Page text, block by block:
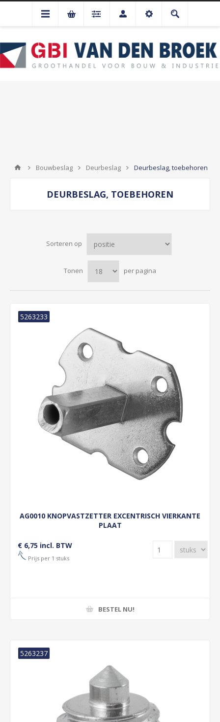
Bouwbeslag Deurbeslag Deurbeslag, toebehoren
DEURBESLAG, TOEBEHOREN
Sorteren op
Tonen per pagina
AG0010 KNOPVASTZETTER EXCENTRISCH VIERKANTE
PLAAT
5263233
€ 6,75 incl. BTW
Prijs per 1 stuks
BESTEL NU!
5263237